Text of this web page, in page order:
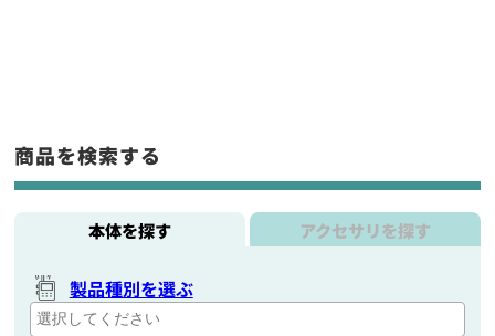
商品を検索する
本体を探す アクセサリを探す
製品種別を選ぶ